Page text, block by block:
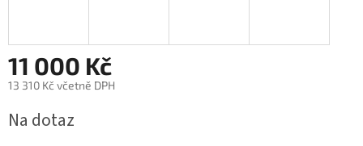
11 000 Kč
13 310 Kč včetně DPH
cena:
Na dotaz